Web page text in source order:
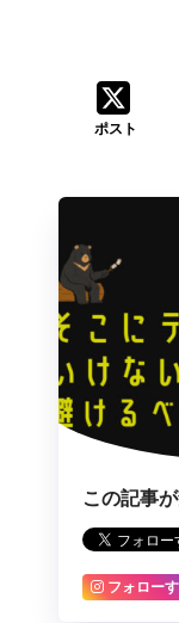
ポスト
この記事
フォロー